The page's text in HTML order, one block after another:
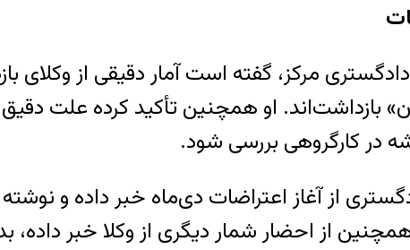
مرکز، گفته است آمار دقیقی از وکلای
او همچنین تأکید کرده علت دقیق
در کارگروهی بررسی شود.
روزنامه شرق از بازداشت ۹ وکیل دادگستری از آغاز اعتراضات
از احضار شمار دیگری از وکلا خبر داده،